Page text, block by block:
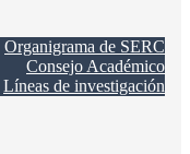
Organigrama de SERC
Consejo Académico
Líneas de investigación